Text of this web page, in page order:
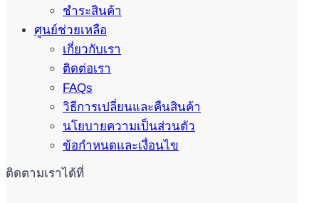
ชำระสินค้า
ศูนย์ช่วยเหลือ
เกี่ยวกับเรา
ติดต่อเรา
FAQs
วิธีการเปลี่ยนและคืนสินค้า
นโยบายความเป็นส่วนตัว
ข้อกำหนดและเงื่อนไข
ติดตามเราได้ที่